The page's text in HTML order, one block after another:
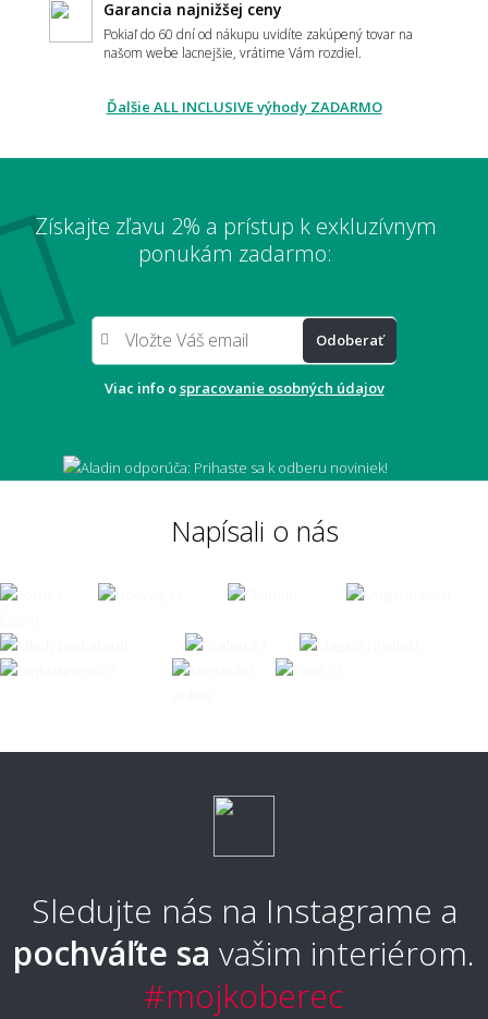
Aký veľký koberec zvoliť pod sedačku?
Aký veľký presah má mať koberec pod
stolom?
Môže mi koberec opticky zväčšiť miestnosť?
👣 Pohodlie a každodenné používanie
naboso?
Aký typ koberca je najpohodlnejší?
Aký typ koberca sa nebude zošliapávať?
Garancia najnižšej ceny
Pokiaľ do 60 dní od nákupu uvidíte zakúpený tovar na
našom webe lacnejšie, vrátime Vám rozdiel.
Ďalšie ALL INCLUSIVE výhody ZADARMO
Získajte zľavu 2% a prístup k exkluzívnym
ponukám zadarmo:
Odoberať
Viac info ospracovanie osobných údajov
Napísali o nás
Sledujte nás na Instagrame a
pochváľte sa vašim interiérom.
#mojkoberec